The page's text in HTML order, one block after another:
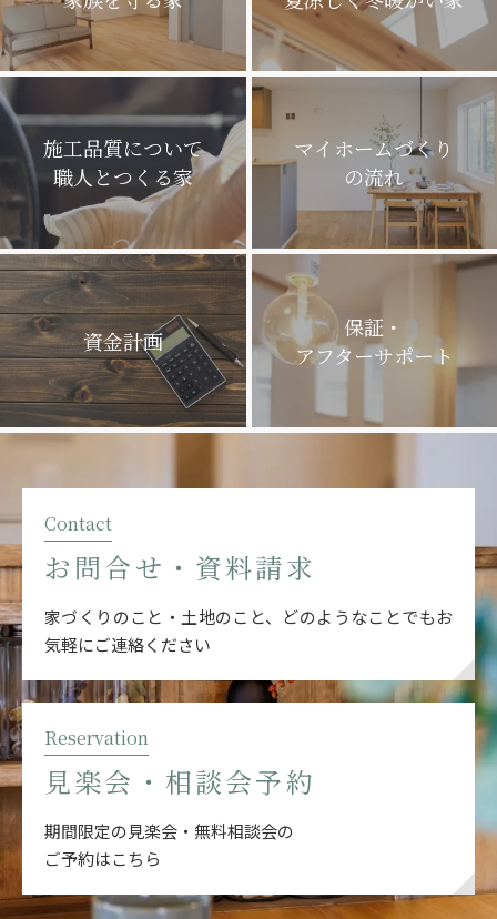
施工品質について
職人とつくる家
マイホームづくり
の流れ
資金計画
保証・
アフターサポート
Contact
お問合せ・資料請求
家づくりのこと・土地のこと、どのようなことでもお
気軽にご連絡ください
Reservation
見楽会・相談会予約
期間限定の見楽会・無料相談会の
ご予約はこちら